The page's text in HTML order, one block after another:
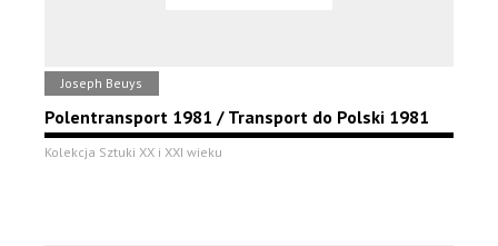
Joseph Beuys
Polentransport 1981 / Transport do Polski 1981
Kolekcja Sztuki XX i XXI wieku